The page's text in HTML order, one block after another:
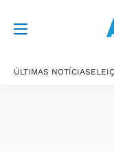
ÚLTIMAS NOTÍCIAS